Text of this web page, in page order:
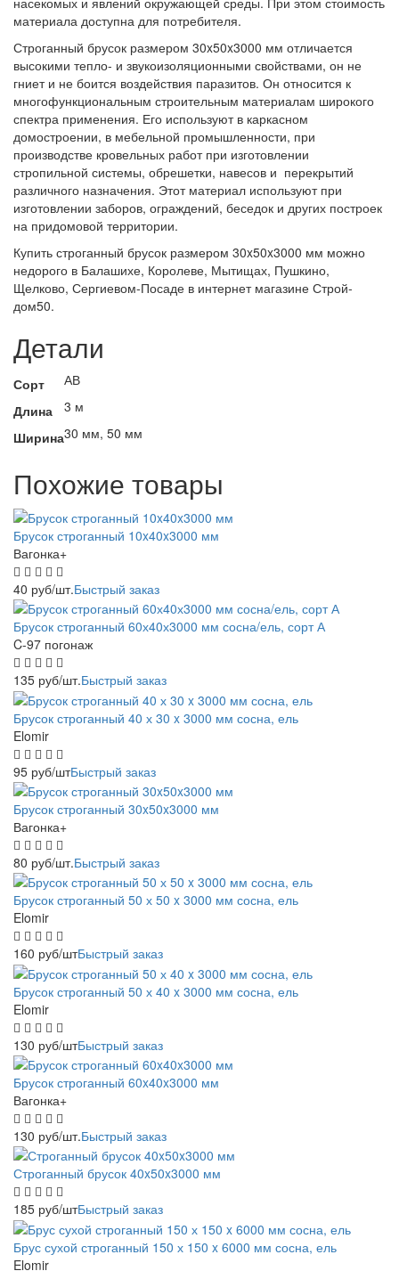
материала доступна для потребителя.
Строганный брусок размером 30x50x3000 мм отличается
высокими тепло- и звукоизоляционными свойствами, он не
гниет и не боится воздействия паразитов. Он относится к
многофункциональным строительным материалам широкого
спектра применения. Его используют в каркасном
домостроении, в мебельной промышленности, при
производстве кровельных работ при изготовлении
стропильной системы, обрешетки, навесов и перекрытий
различного назначения. Этот материал используют при
изготовлении заборов, ограждений, беседок и других построек
на придомовой территории.
Купить строганный брусок размером 30x50x3000 мм можно
недорого в Балашихе, Королеве, Мытищах, Пушкино,
Щелково, Сергиевом-Посаде в интернет магазине Строй-
дом50.
Детали
Сорт
АВ
Длина
3 м
Ширина30 мм, 50 мм
Похожие товары
Брусок строганный 10x40x3000 мм
Вагонка+
40 руб/шт.Быстрый заказ
Брусок строганный 60х40х3000 мм сосна/ель, сорт А
C-97 погонаж
135 руб/шт.Быстрый заказ
Брусок строганный 40 х 30 x 3000 мм сосна, ель
Elomir
95 руб/штБыстрый заказ
Брусок строганный 30x50x3000 мм
Вагонка+
80 руб/шт.Быстрый заказ
Брусок строганный 50 х 50 x 3000 мм сосна, ель
Elomir
160 руб/штБыстрый заказ
Брусок строганный 50 х 40 x 3000 мм сосна, ель
Elomir
130 руб/штБыстрый заказ
Брусок строганный 60x40x3000 мм
Вагонка+
130 руб/шт.Быстрый заказ
Строганный брусок 40x50x3000 мм
185 руб/штБыстрый заказ
Брус сухой строганный 150 х 150 x 6000 мм сосна, ель
Elomir